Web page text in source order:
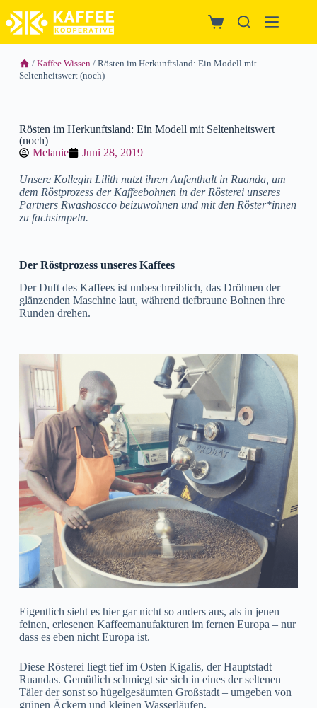
/ Kaffee Wissen/ Rösten im Herkunftsland: Ein Modell mit
Seltenheitswert (noch)
Rösten im Herkunftsland: Ein Modell mit Seltenheitswert
(noch)
Melanie
Juni 28, 2019
Unsere Kollegin Lilith nutzt ihren Aufenthalt in Ruanda, um
dem Röstprozess der Kaffeebohnen in der Rösterei unseres
Partners Rwashoscco beizuwohnen und mit den Röster*innen
zu fachsimpeln.
Der Röstprozess unseres Kaffees
Der Duft des Kaffees ist unbeschreiblich, das Dröhnen der
glänzenden Maschine laut, während tiefbraune Bohnen ihre
Runden drehen.
Eigentlich sieht es hier gar nicht so anders aus, als in jenen
feinen, erlesenen Kaffeemanufakturen im fernen Europa – nur
dass es eben nicht Europa ist.
Diese Rösterei liegt tief im Osten Kigalis, der Hauptstadt
Ruandas. Gemütlich schmiegt sie sich in eines der seltenen
Täler der sonst so hügelgesäumten Großstadt – umgeben von
grünen Äckern und kleinen Wasserläufen.